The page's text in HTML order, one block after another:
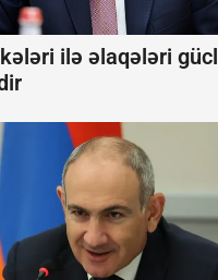
ilə əlaqələri